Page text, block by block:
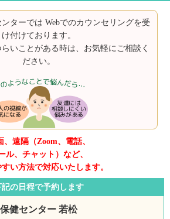
ターでは Webでのカウンセリングを受
け付けております。
いことがある時は、お気軽にご相談く
ださい。
、遠隔（Zoom、電話、
ル、チャット）など、
い方法で対応いたします。
記の日程で予約します
保健センター 若松